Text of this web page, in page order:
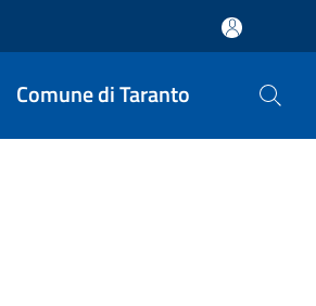
Comune di Taranto